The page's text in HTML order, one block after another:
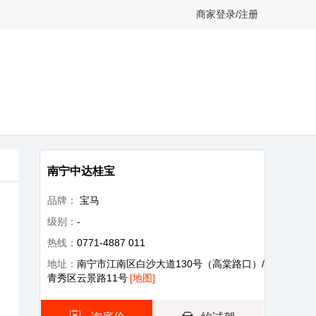
商家登录/注册
南宁中达桂宝
品牌：
宝马
级别： -
热线： 0771-4887 011
地址： 南宁市江南区白沙大道130号（高棠路口）/
青秀区云景路11号 [地图]